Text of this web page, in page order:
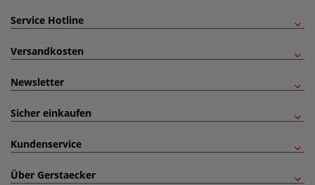
Service Hotline
Versandkosten
Newsletter
Sicher einkaufen
Kundenservice
Über Gerstaecker